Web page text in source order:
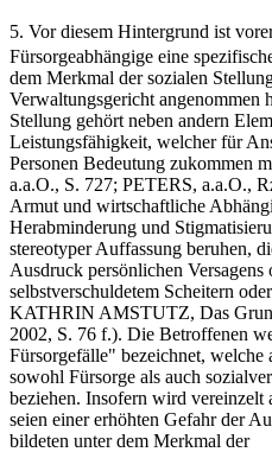
5. Vor diesem Hintergrund ist
Fürsorgeabhängige eine
dem Merkmal der sozialen
Verwaltungsgericht angenommen
Stellung gehört neben andern
Leistungsfähigkeit, welcher für
Personen Bedeutung zukommen
a.a.O., S. 727; PETERS, a.a.O.,
Armut und wirtschaftliche
Herabminderung und
stereotyper Auffassung beruhen,
Ausdruck persönlichen Versagens
selbstverschuldetem Scheitern
KATHRIN AMSTUTZ, Das
2002, S. 76 f.). Die Betroffenen
Fürsorgefälle" bezeichnet, welche
sowohl Fürsorge als auch
beziehen. Insofern wird vereinzelt
seien einer erhöhten Gefahr der
bildeten unter dem Merkmal der